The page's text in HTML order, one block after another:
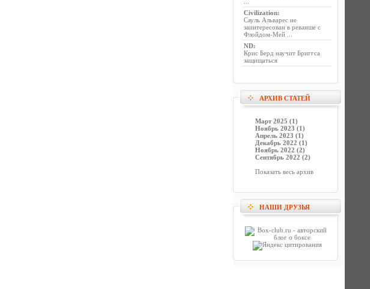
Civilization:
Сауль Альварес не
заинтересован в реванше с
Флойдом-Мей ...
ND:
Крис Берд научит Бриггса
защищаться
АРХИВ СТАТЕЙ
Март 2025 (1)
Ноябрь 2023 (1)
Апрель 2023 (1)
Декабрь 2022 (1)
Ноябрь 2022 (2)
Сентябрь 2022 (2)
Показать весь архив
НАШИ ДРУЗЬЯ